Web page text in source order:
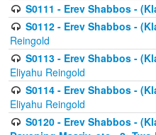
S0111 - Erev Shabbos -
S0112 - Erev Shabbos -
Reingold
S0113 - Erev Shabbos -
Eliyahu Reingold
S0114 - Erev Shabbos -
Eliyahu Reingold
S0120 - Erev Shabbos -